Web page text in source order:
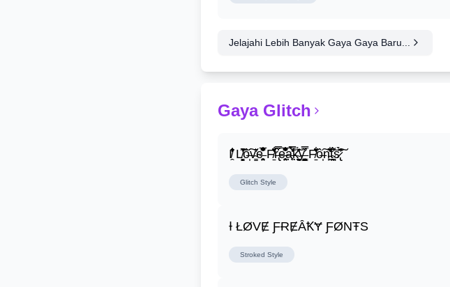
Jelajahi Lebih Banyak Gaya Gaya Baru...
Gaya Glitch
I̸̭̍̄̂̐̒̾̔ L̸̘̳̞̋̓̏̍͐͝ô̶̩͠v̴̳̔̈͛e̶̤̹̼̥͋͆̂̅͊̽͂ F̸̱̈̌͋̍̒̽r̶̢̅͒̿͒e̶̤̹̼̥͋͆̂̅͊̽͂a̶̛̜̥̜̣̔̓̉̿̌̃̀̅k̴͈͕̮͉̫̮̣̃̽̈́̔̎y̶̬͓͍͇̰͚͑̿̓͌ F̸̱̈̌͋̍̒̽ô̶̩͠n̵̫͖͛͗̓̏̌͋̏̔̋t̴̘̪̦͌́̍͝s̷̢̛̀̃̆́̽͘͠
Glitch Style
Ɨ ŁØVɆ ƑɌɆȂꝀɎ ƑØNŦS
Stroked Style